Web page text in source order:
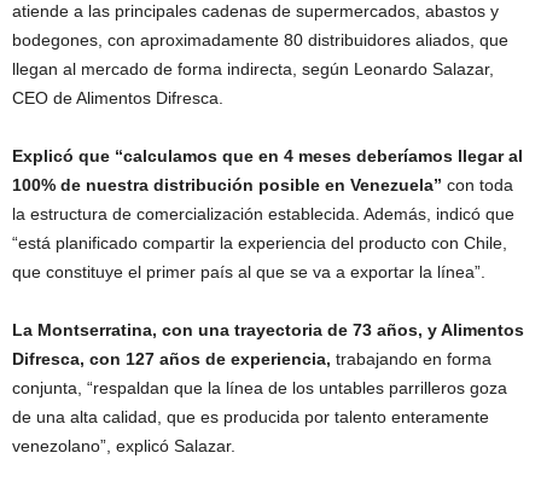
atiende a las principales cadenas de supermercados, abastos y
bodegones, con aproximadamente 80 distribuidores aliados, que
llegan al mercado de forma indirecta, según Leonardo Salazar,
CEO de Alimentos Difresca.
Explicó que “calculamos que en 4 meses deberíamos llegar al
100% de nuestra distribución posible en Venezuela” con toda
la estructura de comercialización establecida. Además, indicó que
“está planificado compartir la experiencia del producto con Chile,
que constituye el primer país al que se va a exportar la línea”.
La Montserratina, con una trayectoria de 73 años, y Alimentos
Difresca, con 127 años de experiencia, trabajando en forma
conjunta, “respaldan que la línea de los untables parrilleros goza
de una alta calidad, que es producida por talento enteramente
venezolano”, explicó Salazar.